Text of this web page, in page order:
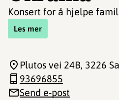
Konsert for å hjelpe
Les mer
Plutos vei 24B, 3226
93696855
Send e-post